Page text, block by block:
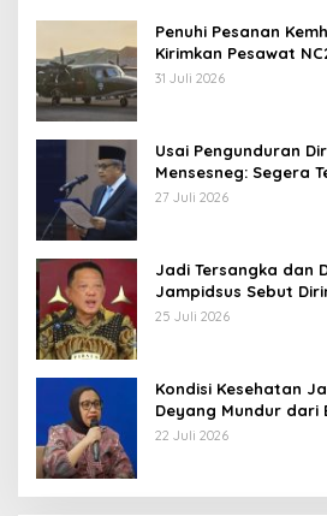
Penuhi Pesanan
Kirimkan Pesawat
AU
31 Juli 2026
Usai Pengunduran
Mensesneg: Segera
Pemberhentian
27 Juli 2026
Jadi Tersangka dan
Jampidsus Sebut
Kriminalisasi
25 Juli 2026
Kondisi Kesehatan
Deyang Mundur dari
Wamentan Sudaryono
22 Juli 2026